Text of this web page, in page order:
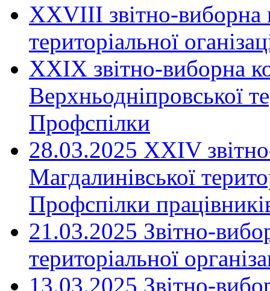
ХХVIII звітно-виборна
територіальної
XXIX звітно-виборна
Верхньодніпровської
Профспілки
28.03.2025 ХХІV
Магдалинівської
Профспілки
21.03.2025 Звітно-
територіальної
13.03.2025 Звітно-